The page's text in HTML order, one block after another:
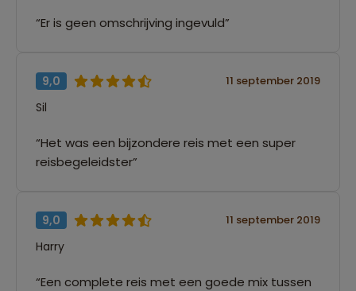
“Er is geen omschrijving ingevuld”
9,0 11 september 2019
Sil
“Het was een bijzondere reis met een super
reisbegeleidster”
9,0 11 september 2019
Harry
“Een complete reis met een goede mix tussen